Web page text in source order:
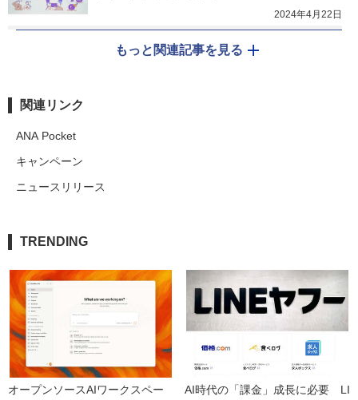
2024年4月22日
もっと関連記事を見る
関連リンク
ANA Pocket
キャンペーン
ニュースリリース
TRENDING
オープンソースAIワークスペー
AI時代の「課金」成長に必要　LI